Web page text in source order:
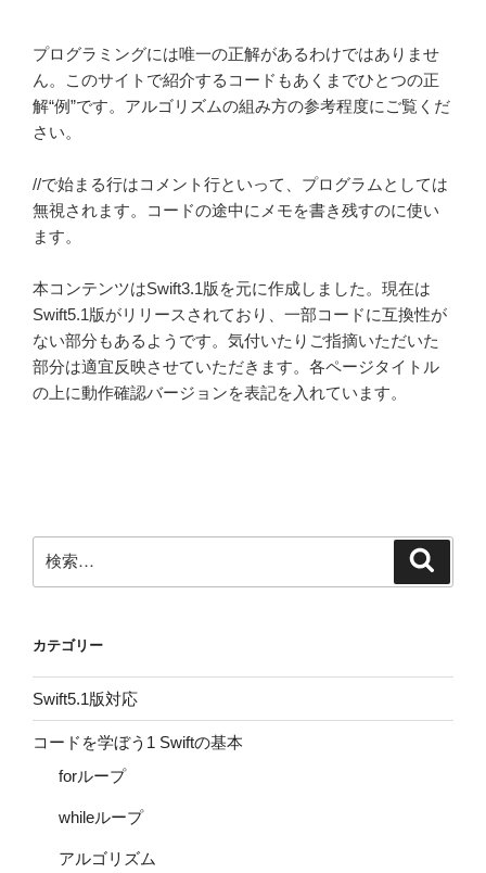
プログラミングには唯一の正解があるわけではありませ
ん。このサイトで紹介するコードもあくまでひとつの正
解“例”です。アルゴリズムの組み方の参考程度にご覧くだ
さい。
//で始まる行はコメント行といって、プログラムとしては
無視されます。コードの途中にメモを書き残すのに使い
ます。
本コンテンツはSwift3.1版を元に作成しました。現在は
Swift5.1版がリリースされており、一部コードに互換性が
ない部分もあるようです。気付いたりご指摘いただいた
部分は適宜反映させていただきます。各ページタイトル
の上に動作確認バージョンを表記を入れています。
索:
カテゴリー
Swift5.1版対応
コードを学ぼう1 Swiftの基本
forループ
whileループ
アルゴリズム